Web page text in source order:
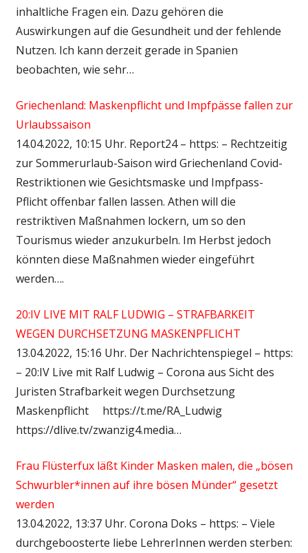
inhaltliche Fragen ein. Dazu gehören die
Auswirkungen auf die Gesundheit und der fehlende
Nutzen. Ich kann derzeit gerade in Spanien
beobachten, wie sehr…
Griechenland: Maskenpflicht und Impfpässe fallen zur
Urlaubssaison
14.04.2022, 10:15 Uhr. Report24 – https: – Rechtzeitig
zur Sommerurlaub-Saison wird Griechenland Covid-
Restriktionen wie Gesichtsmaske und Impfpass-
Pflicht offenbar fallen lassen. Athen will die
restriktiven Maßnahmen lockern, um so den
Tourismus wieder anzukurbeln. Im Herbst jedoch
könnten diese Maßnahmen wieder eingeführt
werden….
20:IV LIVE MIT RALF LUDWIG – STRAFBARKEIT
WEGEN DURCHSETZUNG MASKENPFLICHT
13.04.2022, 15:16 Uhr. Der Nachrichtenspiegel – https:
– 20:IV Live mit Ralf Ludwig – Corona aus Sicht des
Juristen Strafbarkeit wegen Durchsetzung
Maskenpflicht https://t.me/RA_Ludwig
https://dlive.tv/zwanzig4.media…
Frau Flüsterfux läßt Kinder Masken malen, die „bösen
Schwurbler*innen auf ihre bösen Münder“ gesetzt
werden
13.04.2022, 13:37 Uhr. Corona Doks – https: – Viele
durchgeboosterte liebe LehrerInnen werden sterben: